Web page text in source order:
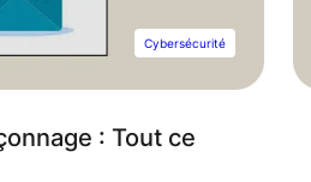
Cybersécurité
: Tout ce